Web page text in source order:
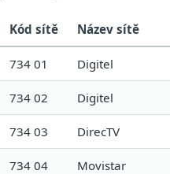
Kód sítě Název sítě
734 01 Digitel
734 02 Digitel
734 03 DirecTV
734 04 Movistar